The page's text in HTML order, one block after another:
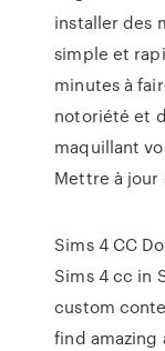
installer des
simple et
minutes à
notoriété et
maquillant
Mettre à jour
Sims 4 CC
Sims 4 cc in
custom
find amazing